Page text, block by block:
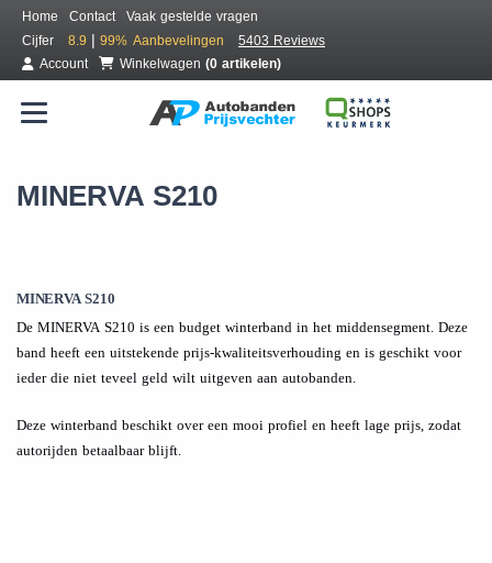
Home Contact
Vaak gestelde vragen
Cijfer
8.9 | 99% Aanbevelingen
5403 Reviews
Account
Winkelwagen (0 artikelen)
MINERVA S210
MINERVA S210
De MINERVA S210 is een budget winterband in het middensegment. Deze
band heeft een uitstekende prijs-kwaliteitsverhouding en is geschikt voor
ieder die niet teveel geld wilt uitgeven aan autobanden.
Deze winterband beschikt over een mooi profiel en heeft lage prijs, zodat
autorijden betaalbaar blijft.